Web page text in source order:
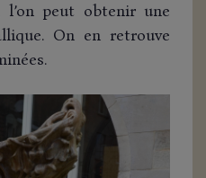
l’on peut obtenir une
On en retrouve